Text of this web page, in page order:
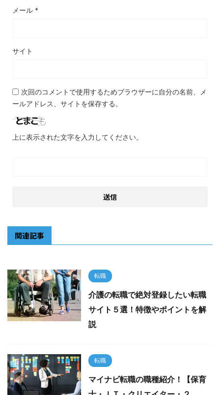
メール *
サイト
次回のコメントで使用するためブラウザーに自分の名前、メ
ールアドレス、サイトを保存する。
上に表示された文字を入力してください。
関連記事
転職
介護の転職で絶対登録したい転職
サイト５選！特徴やポイントを解
説
転職
マイナビ転職の職種紹介！【保育